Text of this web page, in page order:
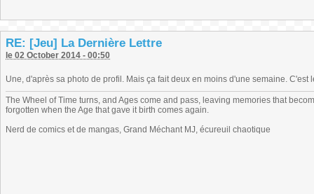
RE: [Jeu] La Dernière Lettre
le 02 October 2014 - 00:50
Une, d'après sa photo de profil. Mais ça fait deux en moins d'une semaine. C'est
The Wheel of Time turns, and Ages come and pass, leaving memories that
forgotten when the Age that gave it birth comes again.
Nerd de comics et de mangas, Grand Méchant MJ, écureuil chaotique